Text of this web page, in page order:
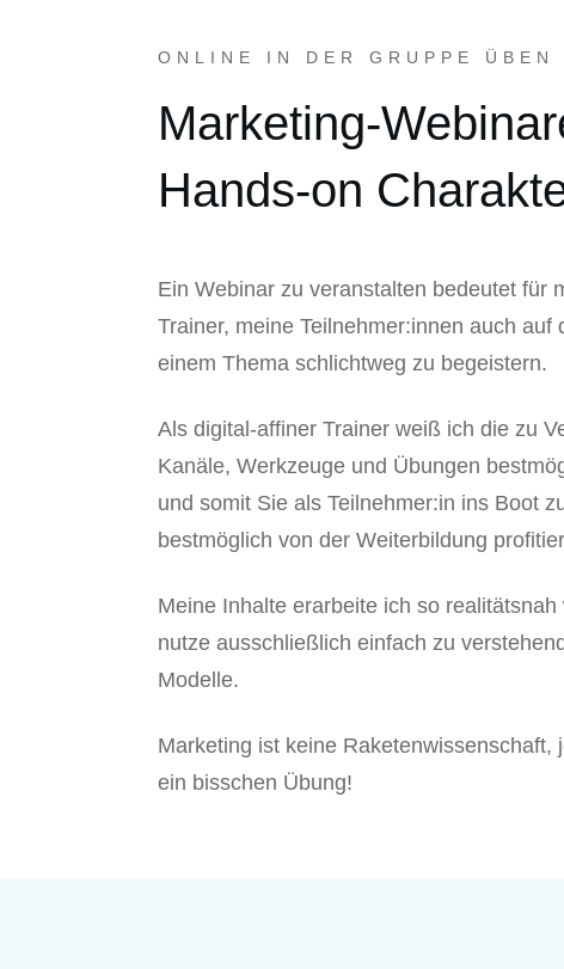
ONLINE IN DER GRUPPE ÜBEN
Marketing-
Hands-on
Ein Webinar zu veranstalten bedeutet für
Trainer, meine Teilnehmer:innen auch auf
einem Thema schlichtweg zu begeistern.
Als digital-affiner Trainer weiß ich die zu
Kanäle, Werkzeuge und Übungen
und somit Sie als Teilnehmer:in ins Boot
bestmöglich von der Weiterbildung
Meine Inhalte erarbeite ich so realitätsnah
nutze ausschließlich einfach zu
Modelle.
Marketing ist keine Raketenwissenschaft,
ein bisschen Übung!